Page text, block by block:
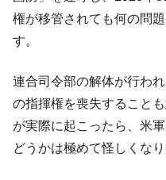
権が移管されても何の問
す。
連合司令部の解体が行わ
の指揮権を喪失すること
が実際に起こったら、米
どうかは極めて怪しくなり